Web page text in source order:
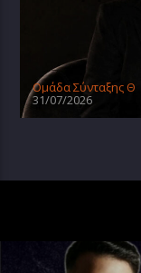
Oμάδα Σύνταξης Θ
31/07/2026